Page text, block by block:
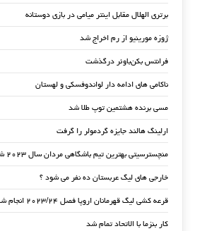
برتری الهلال مقابل اینتر میامی در بازی دوستانه
ژوزه مورینیو از رم اخراج شد
فرانتس بکن‌باوئر درگذشت
ناکامی های ادامه دار لواندوفسکی و لهستان
مسی برنده هشتمین توپ طلا شد
ارلینگ هالند جایزه گردمولر را گرفت
منچسترسیتی بهترین تیم باشگاهی مردان سال ۲۰۲۳ شد
خارجی های لیگ عربستان ده نفر می شود ؟
قرعه کشی لیگ قهرمانان اروپا فصل ۲۰۲۳/۲۴ انجام شد
کار بنزما با الاتحاد تمام شد